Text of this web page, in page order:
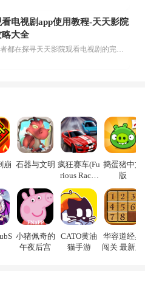
电视剧app使用教程-天天影院
大全
不少影视爱好者都在探寻天天影院观看电视剧的完整方法，结合最新平台使用规则，本篇新手入门攻略全面讲解观看渠道、检索流程、播放设置以及画面模式调整等实用内容。全文适配手机、电脑等主流设备，步骤简洁易懂，无论是初次使用的新手，还是想要优化观影体验的用户，都能参照内容快速上手，熟练掌握平台各项操作技巧，轻松畅享影视内容。...
崩 石器与文明 疯狂赛车(Fu
rious Racin
g)
捣蛋猪中文
版
小猪佩奇的
午夜后宫
CATO黄油
猫手游
华容道经典
闯关 最新版